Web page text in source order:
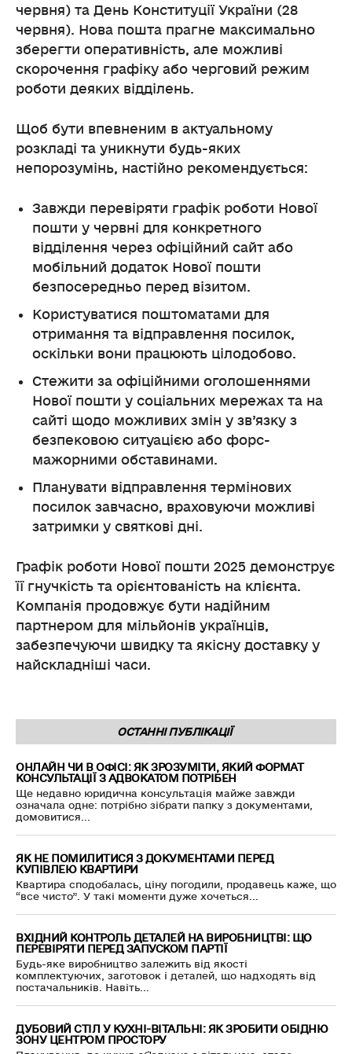
червня) та День Конституції України (28
червня). Нова пошта прагне максимально
зберегти оперативність, але можливі
скорочення графіку або черговий режим
роботи деяких відділень.
Щоб бути впевненим в актуальному
розкладі та уникнути будь-яких
непорозумінь, настійно рекомендується:
Завжди перевіряти графік роботи Нової
пошти у червні для конкретного
відділення через офіційний сайт або
мобільний додаток Нової пошти
безпосередньо перед візитом.
Користуватися поштоматами для
отримання та відправлення посилок,
оскільки вони працюють цілодобово.
Стежити за офіційними оголошеннями
Нової пошти у соціальних мережах та на
сайті щодо можливих змін у зв’язку з
безпековою ситуацією або форс-
мажорними обставинами.
Планувати відправлення термінових
посилок завчасно, враховуючи можливі
затримки у святкові дні.
Графік роботи Нової пошти 2025 демонструє
її гнучкість та орієнтованість на клієнта.
Компанія продовжує бути надійним
партнером для мільйонів українців,
забезпечуючи швидку та якісну доставку у
найскладніші часи.
ОСТАННІ ПУБЛІКАЦІЇ
ОНЛАЙН ЧИ В ОФІСІ: ЯК ЗРОЗУМІТИ, ЯКИЙ ФОРМАТ
КОНСУЛЬТАЦІЇ З АДВОКАТОМ ПОТРІБЕН
Ще недавно юридична консультація майже завжди
означала одне: потрібно зібрати папку з документами,
домовитися...
ЯК НЕ ПОМИЛИТИСЯ З ДОКУМЕНТАМИ ПЕРЕД
КУПІВЛЕЮ КВАРТИРИ
Квартира сподобалась, ціну погодили, продавець каже, що
“все чисто”. У такі моменти дуже хочеться...
ВХІДНИЙ КОНТРОЛЬ ДЕТАЛЕЙ НА ВИРОБНИЦТВІ: ЩО
ПЕРЕВІРЯТИ ПЕРЕД ЗАПУСКОМ ПАРТІЇ
Будь-яке виробництво залежить від якості
комплектуючих, заготовок і деталей, що надходять від
постачальників. Навіть...
ДУБОВИЙ СТІЛ У КУХНІ-ВІТАЛЬНІ: ЯК ЗРОБИТИ ОБІДНЮ
ЗОНУ ЦЕНТРОМ ПРОСТОРУ